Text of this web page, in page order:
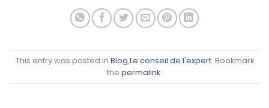
This entry was posted in Blog,Le conseil de l'expert. Bookmark
the permalink.